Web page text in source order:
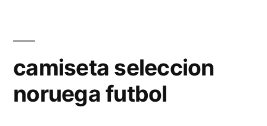
camiseta seleccion
noruega futbol